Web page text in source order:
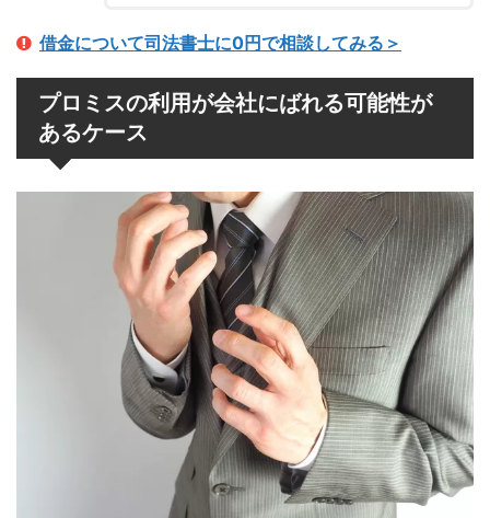
借金について司法書士に0円で相談してみる＞
プロミスの利用が会社にばれる可能性が
あるケース